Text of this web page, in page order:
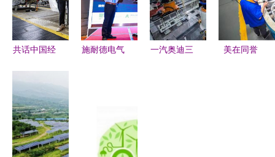
量” 新能源
开发
动与制动集
成系统发
展？
章
共话中国经
专访泰国电
动汽车协会
副会长素罗
——全球新
施耐德电气
之翼赋能新
能源融合永
一汽奥迪三
美在同誉